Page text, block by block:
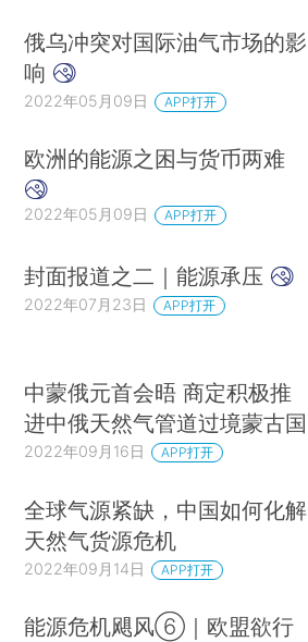
俄乌冲突对国际油气市场的影
响
2022年05月09日 APP打开
欧洲的能源之困与货币两难
2022年05月09日 APP打开
封面报道之二｜能源承压
2022年07月23日 APP打开
中蒙俄元首会晤 商定积极推
进中俄天然气管道过境蒙古国
2022年09月16日 APP打开
全球气源紧缺，中国如何化解
天然气货源危机
2022年09月14日 APP打开
能源危机飓风⑥｜欧盟欲行